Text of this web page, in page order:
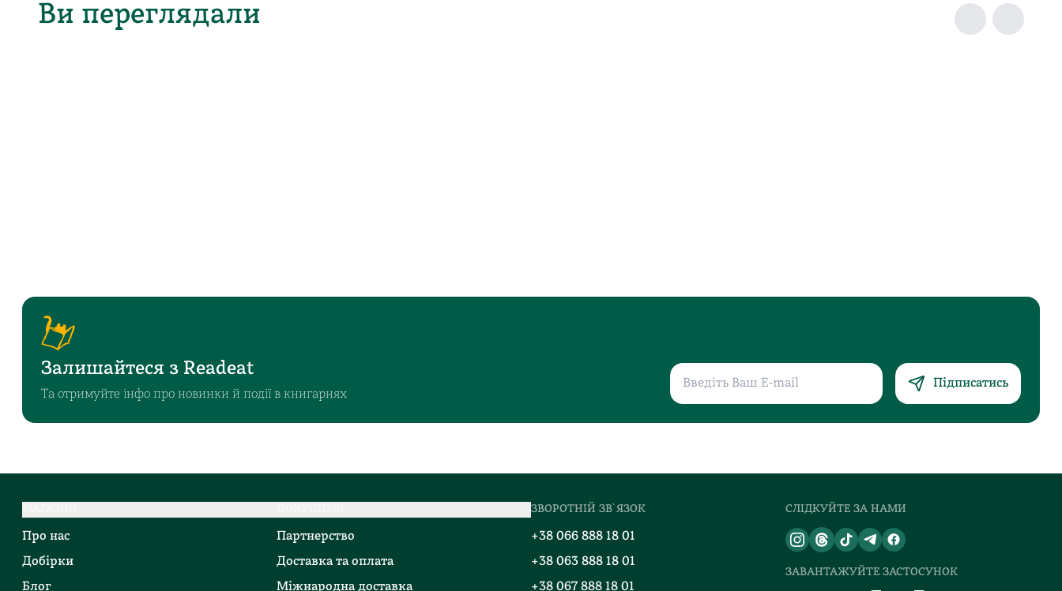
Ви переглядали
Залишайтеся з Readeat
Та отримуйте інфо про новинки й події в книгарнях
Підписатись
Про нас
Добірки
Блог
Партнерство
Доставка та оплата
Міжнародна доставка
ЗВОРОТНІЙ ЗВ`ЯЗОК
+38 066 888 18 01
+38 063 888 18 01
+38 067 888 18 01
СЛІДКУЙТЕ ЗА НАМИ
ЗАВАНТАЖУЙТЕ ЗАСТОСУНОК